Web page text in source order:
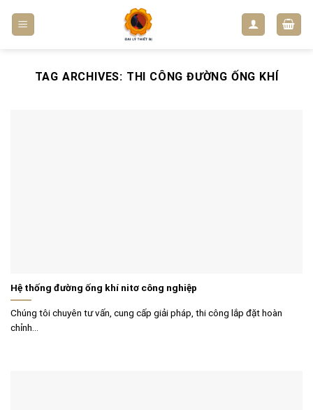
TAG ARCHIVES: THI CÔNG ĐƯỜNG ỐNG KHÍ
Hệ thống đường ống khí nitơ công nghiệp
Chúng tôi chuyên tư vấn, cung cấp giải pháp, thi công lắp đặt hoàn
chỉnh...